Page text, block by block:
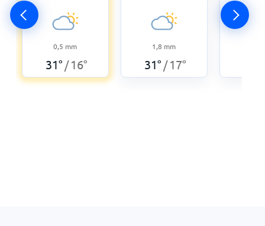
0,5 mm
31° /16°
1,8 mm
31° /17°